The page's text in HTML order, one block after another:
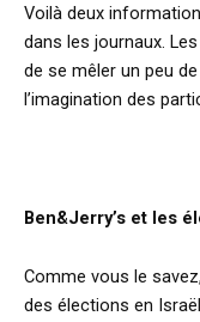
Voilà deux
dans les journaux.
de se mêler un peu
l’imagination des
Ben&Jerry’s et les
Comme vous le
des élections en